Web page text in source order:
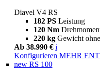
Diavel V4 RS
182 PS Leistung
120 Nm
220 kg Gewicht
Ab 38.990 € i
Konfigurieren MEHR
new RS 100